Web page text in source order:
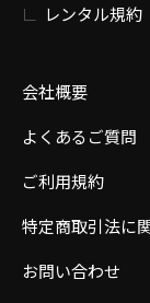
レンタル規約
会社概要
よくあるご質問
ご利用規約
特定商取引法に
お問い合わせ